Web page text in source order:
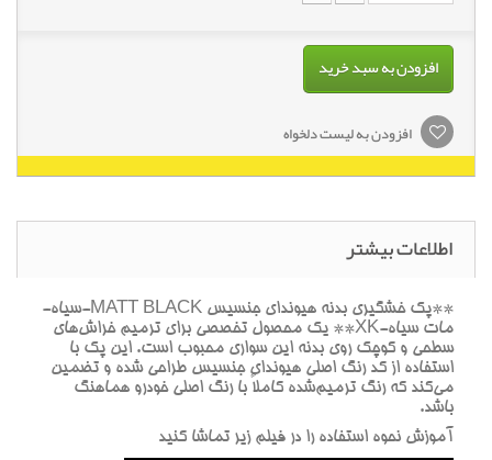
افزودن به سبد خرید
افزودن به لیست دلخواه
اطلاعات بیشتر
**پک خشگيري بدنه هيونداي جنسيس MATT BLACK-سياه-
مات سياه-XK** يک محصول تخصصي براي ترميم خراش‌هاي
سطحي و کوچک روي بدنه اين سواري محبوب است. اين پک با
استفاده از کد رنگ اصلي هيونداي جنسيس طراحي شده و تضمين
مي‌کند که رنگ ترميم‌شده کاملاً با رنگ اصلي خودرو هماهنگ
باشد.
آموزش نحوه استفاده را در فيلم زير تماشا کنيد